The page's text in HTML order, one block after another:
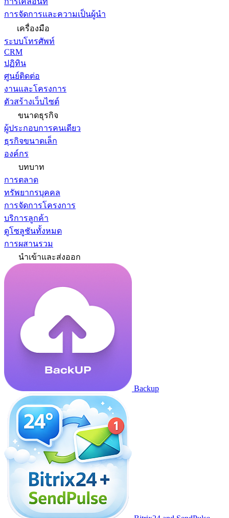
การจัดการและความเป็นผู้นำ
เครื่องมือ
ระบบโทรศัพท์
CRM
ปฏิทิน
ศูนย์ติดต่อ
งานและโครงการ
ตัวสร้างเว็บไซต์
ขนาดธุรกิจ
ผู้ประกอบการคนเดียว
ธุรกิจขนาดเล็ก
องค์กร
บทบาท
การตลาด
ทรัพยากรบุคคล
การจัดการโครงการ
บริการลูกค้า
ดูโซลูชันทั้งหมด
การผสานรวม
นำเข้าและส่งออก
Backup